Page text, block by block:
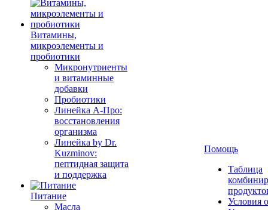
Витамины,
микроэлементы и
пробиотики
Микронутриенты
и витаминные
добавки
Пробиотики
Линейка А-Про:
восстановления
организма
Линейка by Dr.
Kuzminov:
пептидная защита
и поддержка
Питание
Масла
Помощь
Таблица
Условия